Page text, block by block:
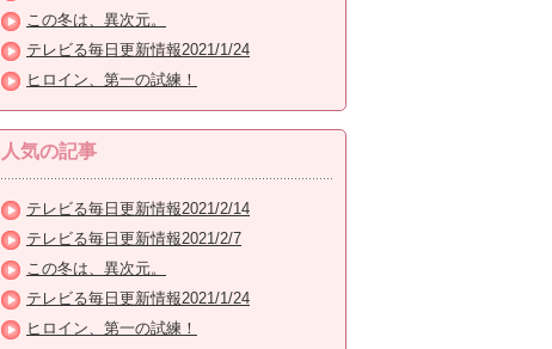
この冬は、異次元。
テレビる毎日更新情報2021/1/24
ヒロイン、第一の試練！
人気の記事
テレビる毎日更新情報2021/2/14
テレビる毎日更新情報2021/2/7
この冬は、異次元。
テレビる毎日更新情報2021/1/24
ヒロイン、第一の試練！